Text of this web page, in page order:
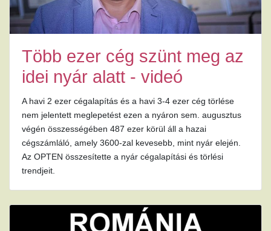
Több ezer cég szünt meg az
idei nyár alatt - videó
A havi 2 ezer cégalapítás és a havi 3-4 ezer cég törlése
nem jelentett meglepetést ezen a nyáron sem. augusztus
végén összességében 487 ezer körül áll a hazai
cégszámláló, amely 3600-zal kevesebb, mint nyár elején.
Az OPTEN összesítette a nyár cégalapítási és törlési
trendjeit.